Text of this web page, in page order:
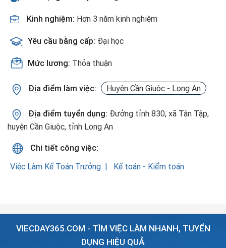
Kinh nghiệm: Hơn 3 năm kinh nghiệm
Yêu cầu bằng cấp: Đại học
Mức lương: Thỏa thuận
Địa điểm làm việc: Huyện Cần Giuộc - Long An
Địa điểm tuyển dụng: Đưởng tỉnh 830, xã Tân Tập,
huyện Cần Giuộc, tỉnh Long An
Chi tiết công việc:
Việc Làm Kế Toán Trưởng
Kế toán - Kiểm toán
VIECDAY365.COM - TÌM VIỆC LÀM NHANH, TUYỂN
DỤNG HIỆU QUẢ